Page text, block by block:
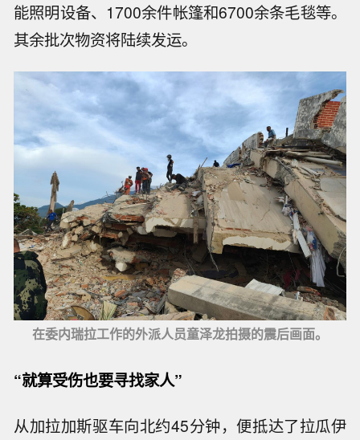
能照明设备、1700余件帐篷和6700余条毛毯等。
其余批次物资将陆续发运。
在委内瑞拉工作的外派人员童泽龙拍摄的震后画面。
“就算受伤也要寻找家人”
从加拉加斯驱车向北约45分钟，便抵达了拉瓜伊